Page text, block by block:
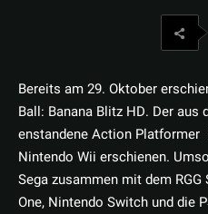
Bereits am 29. Oktober
Ball: Banana Blitz HD. Der aus
enstandene Action
Nintendo Wii erschienen.
Sega zusammen mit dem
One, Nintendo Switch und die